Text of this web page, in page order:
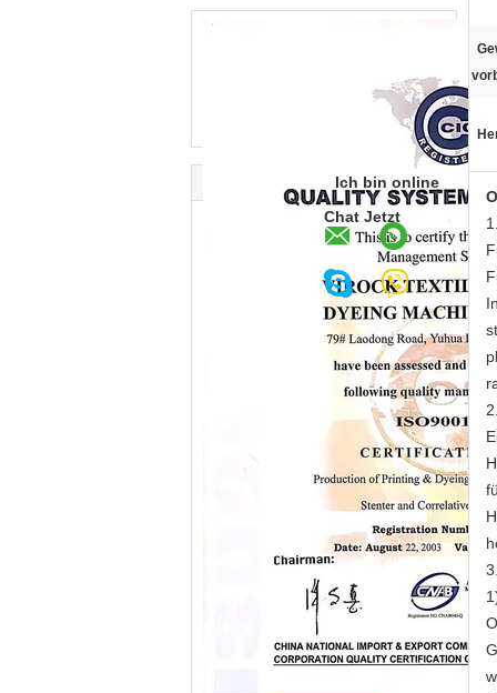
Ich bin online
Chat Jetzt
1.
2.
3.